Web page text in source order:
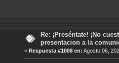
Re: ¡Preséntate! ¡No
presentacion a la
«Respuesta #1008 en: Agosto 06,